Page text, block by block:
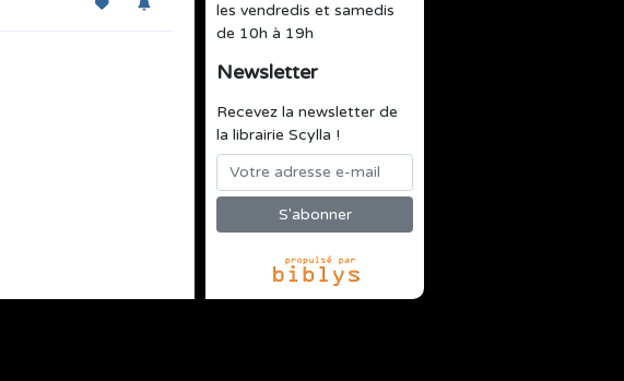
les vendredis et samedis
de 10h à 19h
Newsletter
Recevez la newsletter de
la librairie Scylla !